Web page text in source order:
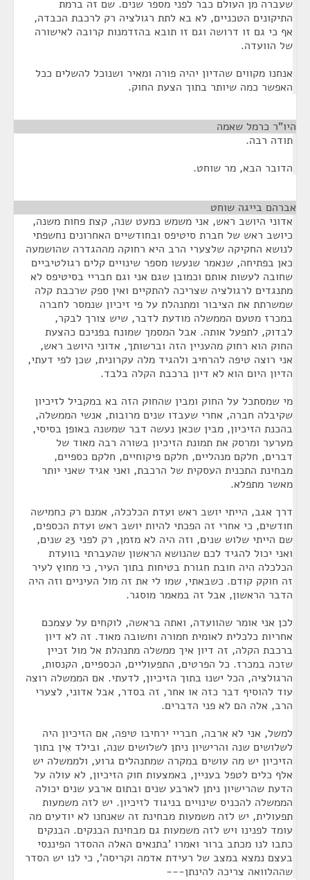
שעברה מן העולם כבר לפני מספר שנים. שם זה ברמת
התיקונים הטכניים, לא בא לתת רגולציה רק לרכבת הכבדה,
אף כי גם זו דרושה וגם זו תובא בהזדמנות קרובה לאישורה
של הוועדה.
אנחנו מקווים שהדיון יהיה פורה ומאיר ושנוכל להשלים ככל
האפשר כמה שיותר בתוך הצעת החוק.
היו"ר כרמל שאמה
תודה רבה.
הדובר הבא, מר שוחט.
אברהם בייגה שוחט
אדוני היושב ראש, אני משמש כמעט שנה, קצת פחות משנה,
כיושב ראש של חברת סיטיפס ובחודשיים האחרונים נחשפתי
לנושא החקיקה שלצערי הרב היא רחוקה מההגדרה שהושמעה
כאן בפתיחה, שנאמר שנעשו מספר שינויים קלים רגולטיביים
שחובה לעשות אותם וכמובן שגם אני וגם חבריי בסיטיפס לא
מתנגדים לרגולציה שצריכה להתקיים ואין ספק שרכבת קלה
שמשרתת את הציבור ומתנהלת על פי זיכיון שנמסר לחברה
במכרז מטעם הממשלה מודעת לדבר, שיש צורך לבקר,
לבדוק, לתפעל אותה. אבל המסמך שמונח בפניכם כהצעת
החוק הוא רחוק מהעניין הזה וברשותך, אדוני היושב ראש,
אני רוצה טיפה להרחיב ולהגיד מלה עקרונית, שכן לפי דעתי,
הדיון היום הוא לא דיון ברכבת הקלה בלבד.
מי שמסתכל על החוק ומבין שהחוק הזה בא במקביל לזיכיון
שקיבלה חברה, אחרי שעבדו שנים מרובות, אנשי הממשלה,
בהכנת הזיכיון, מבין שכאן נעשה דבר שמשנה באופן בסיסי,
מערער ומרסק את תמונת הזיכיון בשורה רבה מאוד של
דברים, חלקם מנהליים, חלקם פיקוחיים, חלקם כספיים,
מבחינת התכנית העסקית של הרכבת, ואני אגיד שאני יותר
מאשר מתפלא.
דרך אגב, הייתי יושב ראש ועדת הכלכלה, אמנם רק כחמישה
חודשים, כי אחרי זה הפכתי להיות יושב ראש ועדת הכספים,
שם הייתי שלוש שנים, וזה היה לא מזמן, רק לפני 23 שנים,
ואני יכול להגיד לכם שהנושא הראשון שהעברתי בוועדת
הכלכלה היה חובת חגורת בטיחות בתוך העיר, כי מחוץ לעיר
זה חוקק קודם. כשבאתי, שמו לי את זה מול העיניים וזה היה
הדבר הראשון, אבל זה במאמר מוסגר.
לכן אני אומר שהוועדה, ואתה בראשה, לוקחים על עצמכם
אחריות כלכלית לאומית חמורה וחשובה מאוד. זה לא דיון
ברכבת הקלה, זה דיון איך ממשלה מתנהלת אל מול זכיין
שזכה במכרז. כל הפרטים, התפעוליים, הכספיים, הקנסות,
הרגולציה, הכל ישנו בתוך הזיכיון, לדעתי. אם הממשלה רוצה
עוד להוסיף דבר כזה או אחר, זה בסדר, אבל אדוני, לצערי
הרב, אלה הם לא פני הדברים.
למשל, אני לא ארבה, חבריי ירחיבו טיפה, אם הזיכיון היה
לשלושים שנה והרישיון ניתן לשלושים שנה, ובילד אִין בתוך
הזיכיון יש מה עושים במקרה שמתנהלים גרוע, ולממשלה יש
אלף כלים לטפל בעניין, באמצעות חוק הזיכיון, לא עולה על
הדעת שהרישיון ניתן לארבע שנים ובתום ארבע שנים יכולה
הממשלה להכניס שינויים בניגוד לזיכיון. יש לזה משמעות
תפעולית, יש לזה משמעות מבחינת זה שאנחנו לא יודעים מה
עומד לפנינו ויש לזה משמעות גם מבחינת הבנקים. הבנקים
כתבו לנו מכתב ברור ואמרו 'בתנאים האלה ההסדר הפיננסי
בעצם נמצא במצב של רעידת אדמה וקריסה', כי לנו יש הסדר
שההלוואה צריכה להינתן---